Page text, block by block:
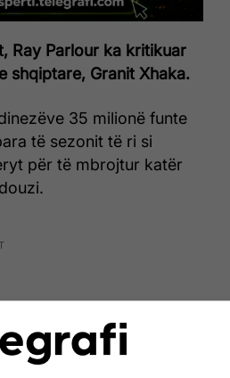
Ray Parlour ka kritikuar
shqiptare, Granit Xhaka.
35 milionë funte
të sezonit të ri si
për të mbrojtur katër